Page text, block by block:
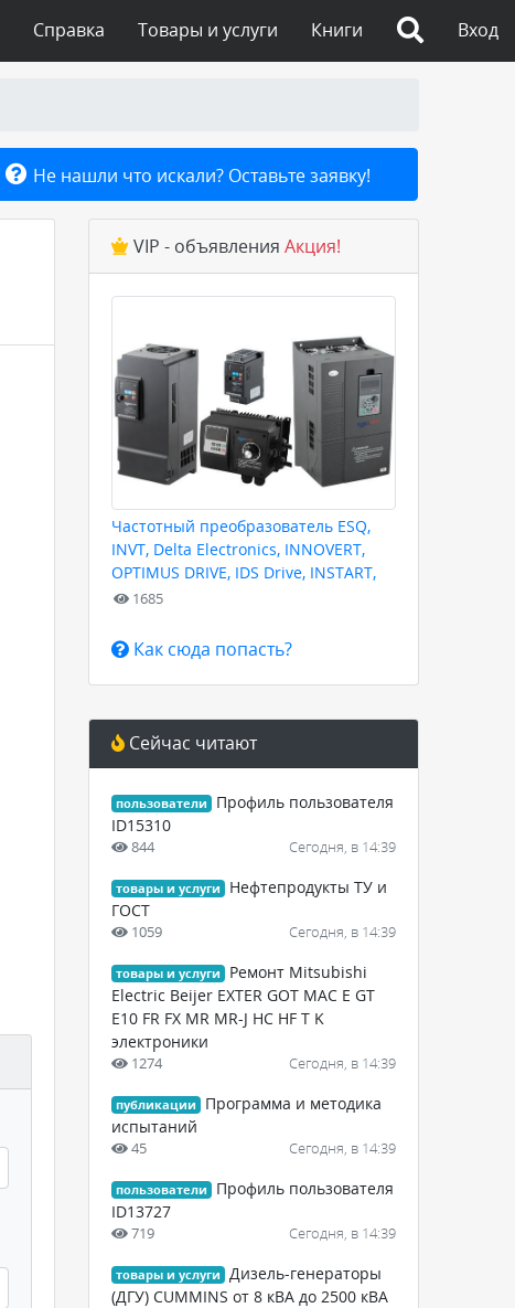
Вход
Книги
Товары и услуги
Справка
Не нашли что искали? Оставьте заявку!
VIP - объявления Акция!
Частотный преобразователь ESQ,
INVT, Delta Electronics, INNOVERT,
OPTIMUS DRIVE, IDS Drive, INSTART,
HYUNDAI для любых задач
1685
Как сюда попасть?
Сейчас читают
пользователи
Профиль пользователя
ID15310
844 Сегодня, в 14:39
товары и услуги
Нефтепродукты ТУ и
ГОСТ
1059 Сегодня, в 14:39
товары и услуги
Ремонт Mitsubishi
Electric Beijer EXTER GOT MAC E GT
Е10 FR FX MR MR-J HC HF T K
электроники
1274 Сегодня, в 14:39
публикации
Программа и методика
испытаний
45 Сегодня, в 14:39
пользователи
Профиль пользователя
ID13727
719 Сегодня, в 14:39
товары и услуги
Дизель-генераторы
(ДГУ) CUMMINS от 8 кВА до 2500 кВА